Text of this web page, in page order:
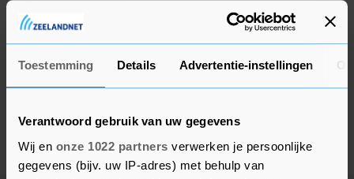
Toestemming Details Advertentie-instellingen
Verantwoord gebruik van uw gegevens
Wij en onze 1022 partners verwerken je persoonlijke
gegevens (bijv. uw IP-adres) met behulp van